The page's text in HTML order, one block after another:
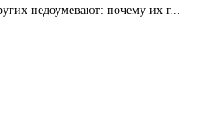
недоумевают: почему их г...